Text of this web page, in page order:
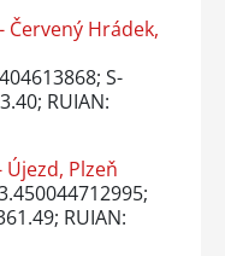
Červený Hrádek,
S-
RUIAN:
Újezd, Plzeň
RUIAN: